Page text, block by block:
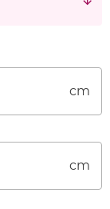
cm
cm